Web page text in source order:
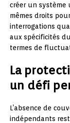
créer un système
mêmes droits
interrogations
aux spécificités
termes de
La
un défi
L’absence de
indépendants